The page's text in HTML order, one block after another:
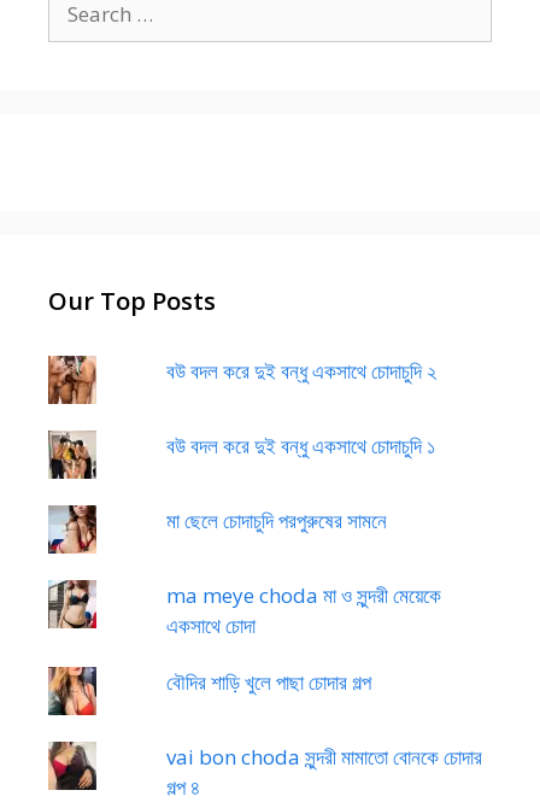
for:
Our Top Posts
বউ বদল করে দুই বন্ধু একসাথে চোদাচুদি ২
বউ বদল করে দুই বন্ধু একসাথে চোদাচুদি ১
মা ছেলে চোদাচুদি পরপুরুষের সামনে
ma meye choda মা ও সুন্দরী মেয়েকে
একসাথে চোদা
বৌদির শাড়ি খুলে পাছা চোদার গল্প
vai bon choda সুন্দরী মামাতো বোনকে চোদার
গল্প ৪